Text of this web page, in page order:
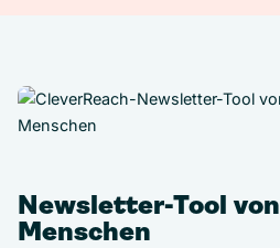
Newsletter-Tool
Menschen